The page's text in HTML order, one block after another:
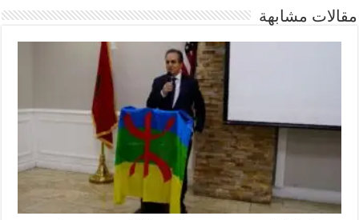
مقالات مشابهة